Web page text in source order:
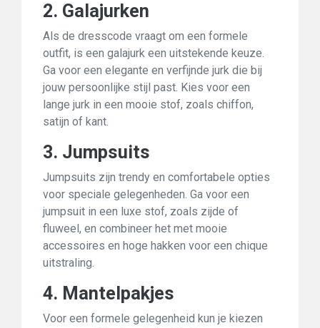
2. Galajurken
Als de dresscode vraagt om een formele
outfit, is een galajurk een uitstekende keuze.
Ga voor een elegante en verfijnde jurk die bij
jouw persoonlijke stijl past. Kies voor een
lange jurk in een mooie stof, zoals chiffon,
satijn of kant.
3. Jumpsuits
Jumpsuits zijn trendy en comfortabele opties
voor speciale gelegenheden. Ga voor een
jumpsuit in een luxe stof, zoals zijde of
fluweel, en combineer het met mooie
accessoires en hoge hakken voor een chique
uitstraling.
4. Mantelpakjes
Voor een formele gelegenheid kun je kiezen